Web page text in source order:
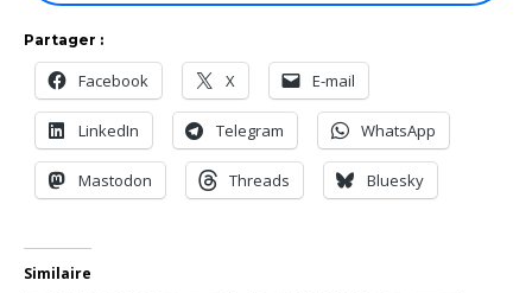
Partager :
Facebook X E-mail
LinkedIn Telegram WhatsApp
Mastodon Threads Bluesky
Similaire